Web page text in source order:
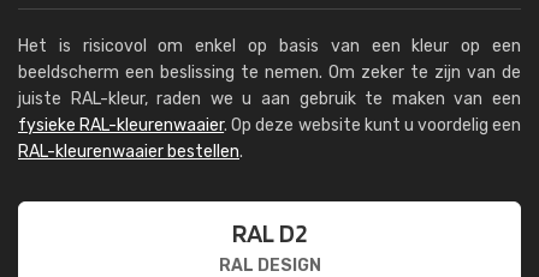
Het is risicovol om enkel op basis van een kleur op een
beeldscherm een beslissing te nemen. Om zeker te zijn van de
juiste RAL-kleur, raden we u aan gebruik te maken van een
fysieke RAL-kleurenwaaier. Op deze website kunt u voordelig een
RAL-kleurenwaaier bestellen.
RAL D2
RAL DESIGN